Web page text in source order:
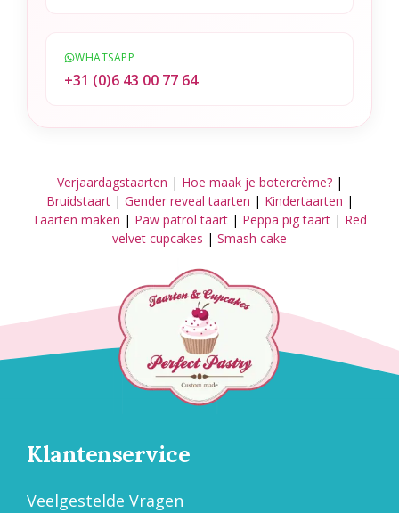
WHATSAPP
+31 (0)6 43 00 77 64
Verjaardagstaarten | Hoe maak je botercrème?|
Bruidstaart| Gender reveal taarten | Kindertaarten |
Taarten maken | Paw patrol taart | Peppa pig taart | Red
velvet cupcakes | Smash cake
Klantenservice
Veelgestelde Vragen